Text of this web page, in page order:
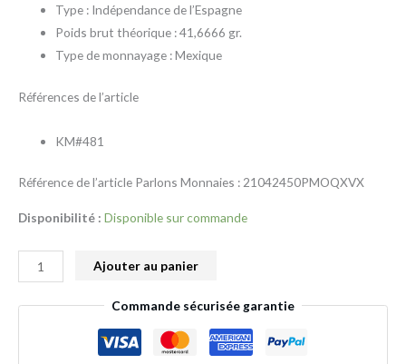
Type : Indépendance de l’Espagne
Poids brut théorique : 41,6666 gr.
Type de monnayage : Mexique
Références de l’article
KM#481
Référence de l’article Parlons Monnaies : 21042450PMOQXVX
Disponibilité : Disponible sur commande
Ajouter au panier
Commande sécurisée garantie